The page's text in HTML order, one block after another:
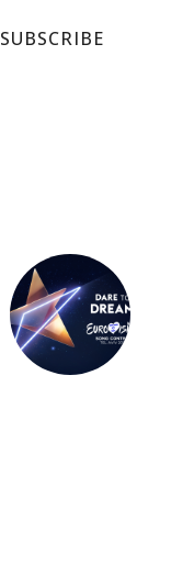
SUBSCRIBE